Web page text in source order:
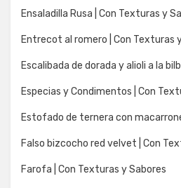
Ensaladilla Rusa | Con Texturas y
Entrecot al romero | Con Texturas
Escalibada de dorada y alioli a la
Especias y Condimentos | Con
Estofado de ternera con
Falso bizcocho red velvet | Con
Farofa | Con Texturas y Sabores